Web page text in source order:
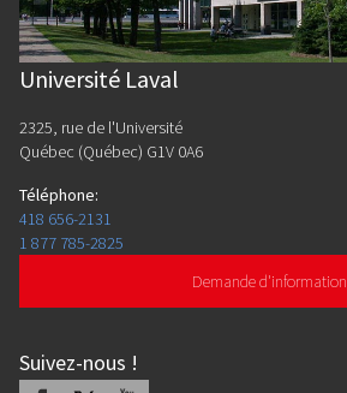
Université Laval
2325, rue de l'Université
Québec (Québec) G1V 0A6
Téléphone:
418 656-2131
1 877 785-2825
Demande d'information
Suivez-nous !